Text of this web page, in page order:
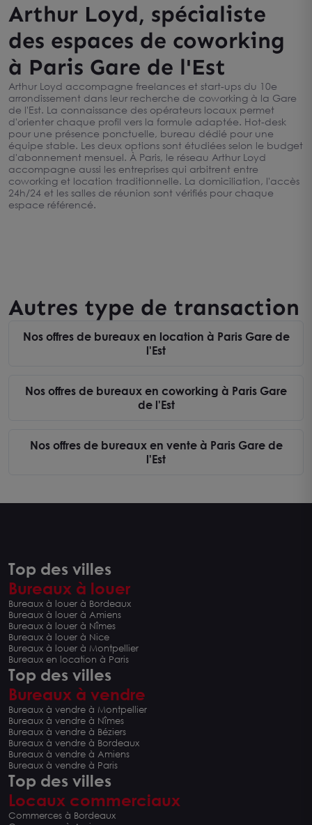
Arthur Loyd, spécialiste
des espaces de coworking
à Paris Gare de l'Est
Arthur Loyd accompagne freelances et start-ups du 10e
arrondissement dans leur recherche de coworking à la Gare
de l'Est. La connaissance des opérateurs locaux permet
d'orienter chaque profil vers la formule adaptée. Hot-desk
pour une présence ponctuelle, bureau dédié pour une
équipe stable. Les deux options sont étudiées selon le budget
d'abonnement mensuel. À Paris, le réseau Arthur Loyd
accompagne aussi les entreprises qui arbitrent entre
coworking et location traditionnelle. La domiciliation, l'accès
24h/24 et les salles de réunion sont vérifiés pour chaque
espace référencé.
Autres type de transaction
Nos offres de bureaux en location à Paris Gare de
l'Est
Nos offres de bureaux en coworking à Paris Gare
de l'Est
Nos offres de bureaux en vente à Paris Gare de
l'Est
Top des villes
Bureaux à louer
Bureaux à louer à Bordeaux
Bureaux à louer à Amiens
Bureaux à louer à Nîmes
Bureaux à louer à Nice
Bureaux à louer à Montpellier
Bureaux en location à Paris
Top des villes
Bureaux à vendre
Bureaux à vendre à Montpellier
Bureaux à vendre à Nîmes
Bureaux à vendre à Béziers
Bureaux à vendre à Bordeaux
Bureaux à vendre à Amiens
Bureaux à vendre à Paris
Top des villes
Locaux commerciaux
Commerces à Bordeaux